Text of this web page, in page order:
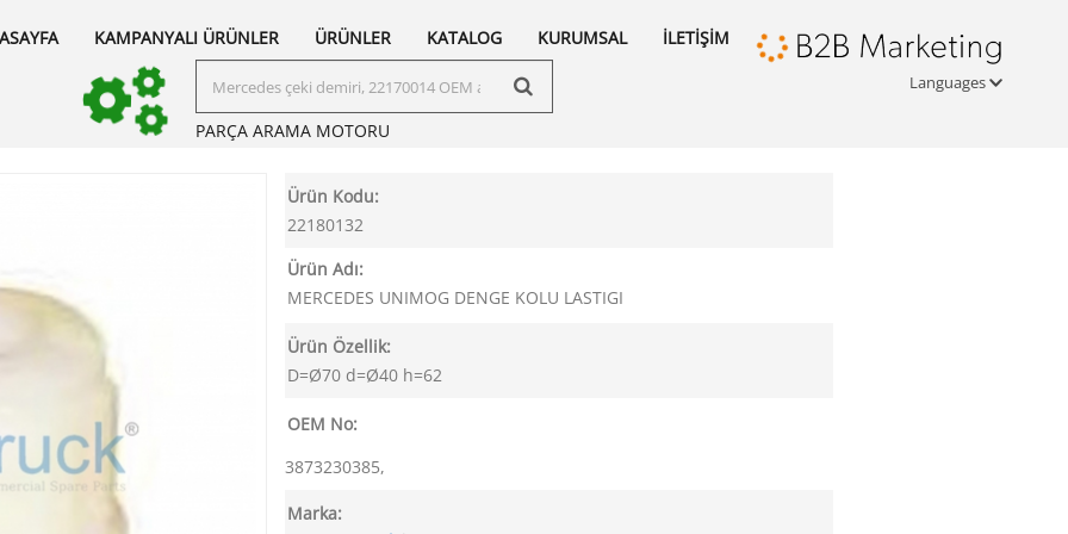
Languages
KAMPANYALI ÜRÜNLER ÜRÜNLER KATALOG KURUMSAL İLETİŞİM
PARÇA ARAMA MOTORU
Ürün Kodu:
22180132
Ürün Adı:
MERCEDES UNIMOG DENGE KOLU LASTIGI
Ürün Özellik:
D=Ø70 d=Ø40 h=62
OEM No:
3873230385,
Marka: